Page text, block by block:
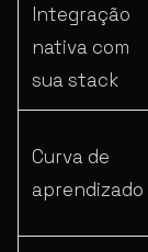
Integração
nativa com
sua stack
Curva de
aprendizado